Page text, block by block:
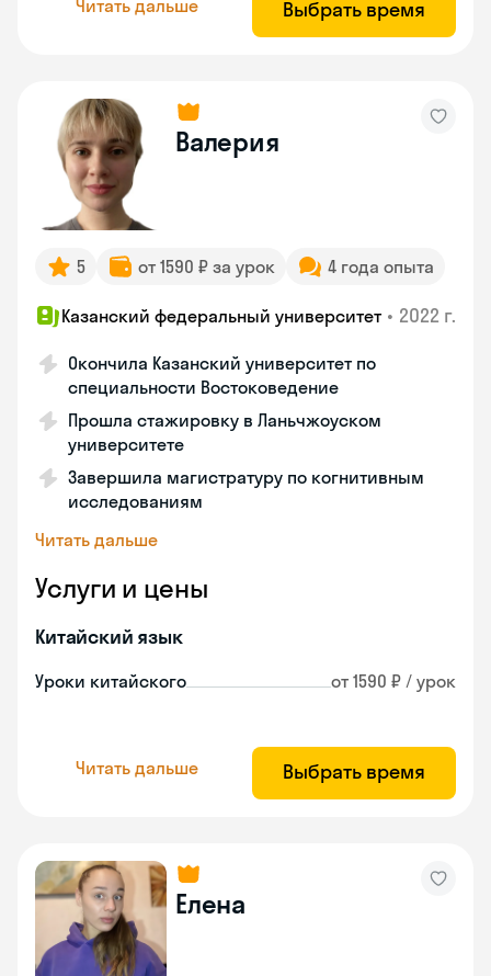
Читать дальше Выбрать время
Валерия
5 от 1590 ₽ за урок 4 года опыта
Казанский федеральный университет • 2022 г.
Окончила Казанский университет по
специальности Востоковедение
Прошла стажировку в Ланьчжоуском
университете
Завершила магистратуру по когнитивным
исследованиям
Читать дальше
Услуги и цены
Китайский язык
Уроки китайского от 1590 ₽ / урок
Читать дальше Выбрать время
Елена